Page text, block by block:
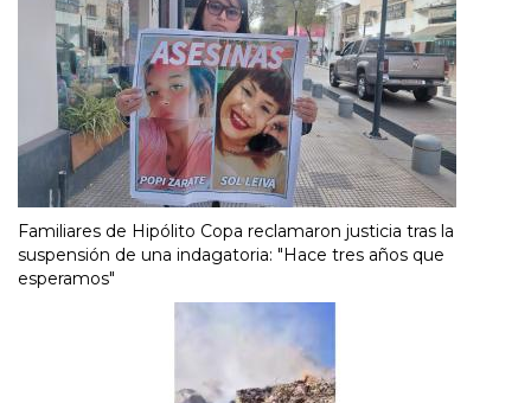
Familiares de Hipólito Copa reclamaron justicia tras la
suspensión de una indagatoria: "Hace tres años que
esperamos"